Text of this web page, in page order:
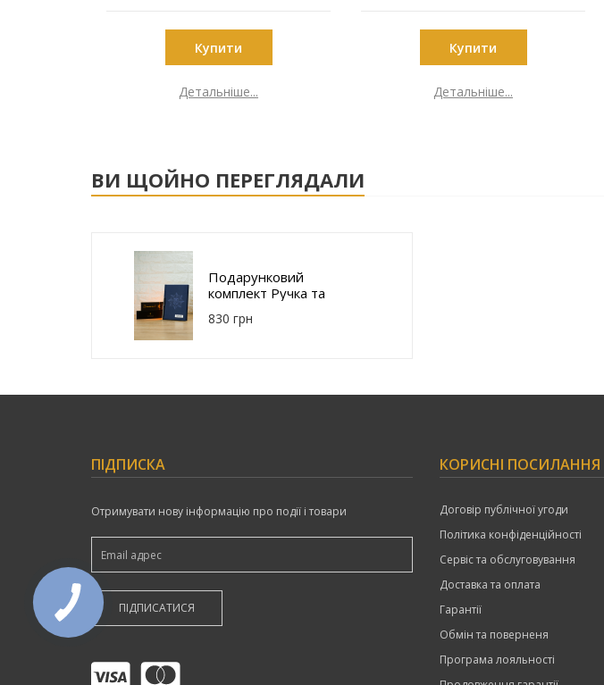
Купити
Детальніше...
Купити
Детальніше...
ВИ ЩОЙНО ПЕРЕГЛЯДАЛИ
Подарунковий
комплект Ручка та
гравіюванням
830 грн
ПІДПИСКА
Отримувати нову інформацію про події і товари
КОРИСНІ ПОСИЛАННЯ
Договір публічної угоди
Політика конфіденційності
Сервіс та обслуговування
Доставка та оплата
Гарантії
Обмін та поверненя
Програма лояльності